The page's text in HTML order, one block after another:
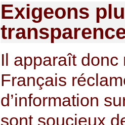
Exigeons
Il apparaît donc
Français
d’information
sont soucieux